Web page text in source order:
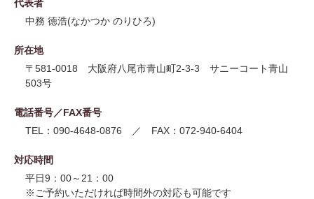
代表者
中務 徳浩(なかつか のりひろ)
所在地
〒581-0018 大阪府八尾市青山町2-3-3 サニーコート青山
503号
電話番号／FAX番号
TEL：090-4648-0876 ／ FAX：072-940-6404
対応時間
平日9：00～21：00
※ご予約いただければ時間外の対応も可能です